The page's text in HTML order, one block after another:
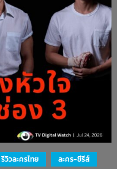
รีวิวละครไทย
ละคร-ซีรีส์